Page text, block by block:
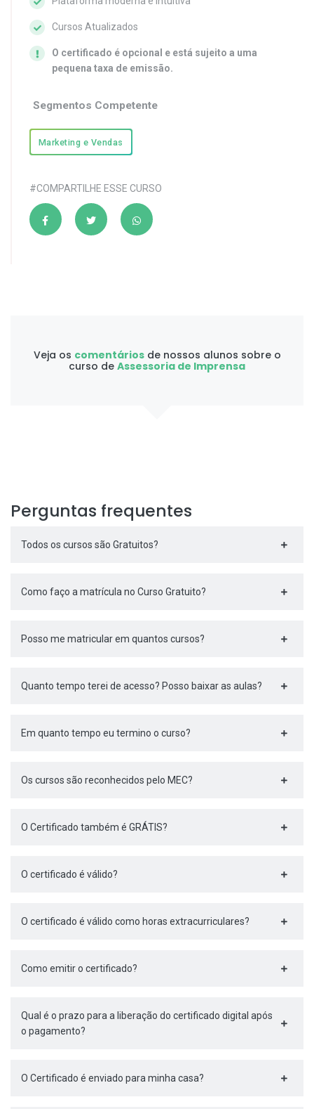
Cursos Atualizados
O certificado é opcional e está sujeito a uma
pequena taxa de emissão.
Segmentos Competente
Marketing e Vendas
#COMPARTILHE ESSE CURSO
Veja os comentáriosde nossos alunos sobre o
curso de Assessoria de Imprensa
Perguntas frequentes
Todos os cursos são Gratuitos?
Como faço a matrícula no Curso Gratuito?
Posso me matricular em quantos cursos?
Quanto tempo terei de acesso? Posso baixar as aulas?
Em quanto tempo eu termino o curso?
Os cursos são reconhecidos pelo MEC?
O Certificado também é GRÁTIS?
O certificado é válido?
O certificado é válido como horas extracurriculares?
Como emitir o certificado?
Qual é o prazo para a liberação do certificado digital após
o pagamento?
O Certificado é enviado para minha casa?